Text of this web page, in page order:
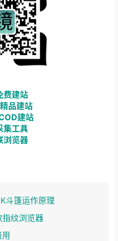
费建站
品建站
建站
集工具
浏览器
斗篷运作原理
纹浏览器